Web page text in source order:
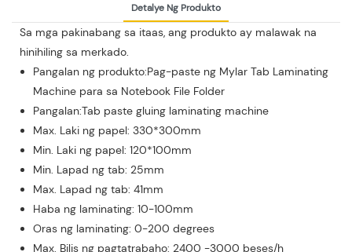
Detalye Ng Produkto
Sa mga pakinabang sa itaas, ang produkto ay malawak na
hinihiling sa merkado.
Pangalan ng produkto:Pag-paste ng Mylar Tab Laminating
Machine para sa Notebook File Folder
Pangalan:Tab paste gluing laminating machine
Max. Laki ng papel: 330*300mm
Min. Laki ng papel: 120*100mm
Min. Lapad ng tab: 25mm
Max. Lapad ng tab: 41mm
Haba ng laminating: 10-100mm
Oras ng laminating: 0-200 degrees
Max. Bilis ng pagtatrabaho: 2400 -3000 beses/h